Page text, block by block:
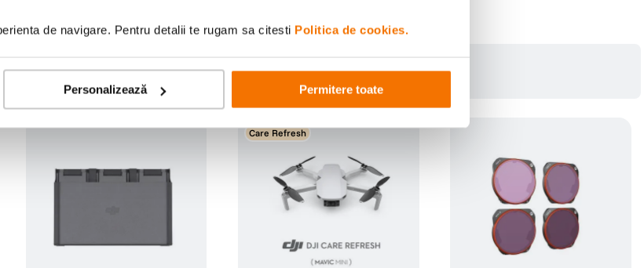
de navigare. Pentru detalii te rugam sa citesti Politica de cookies.
Personalizează Permitere toate
Care Refresh